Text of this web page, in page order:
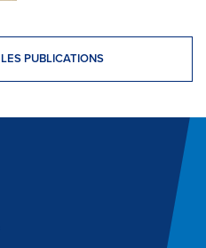
PUBLICATIONS